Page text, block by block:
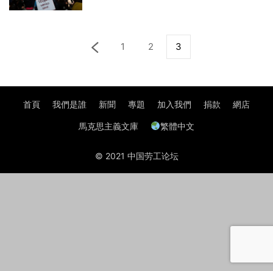
1 2 3
首頁 我們是誰 新聞 專題 加入我們 捐款 網店
馬克思主義文庫 繁體中文
© 2021 中国劳工论坛